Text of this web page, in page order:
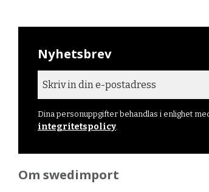
Nyhetsbrev
Dina personuppgifter behandlas i enlighet
integritetspolicy
Om swedimport